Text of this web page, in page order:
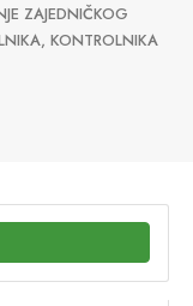
ZAJEDNIČKOG
KONTROLNIKA